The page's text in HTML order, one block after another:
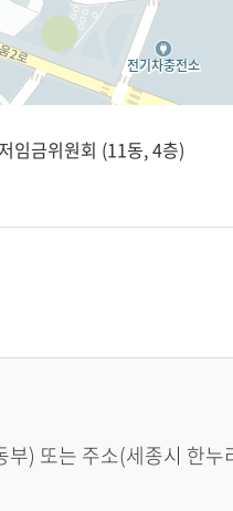
임금위원회 (11동, 4층)
) 또는 주소(세종시 한